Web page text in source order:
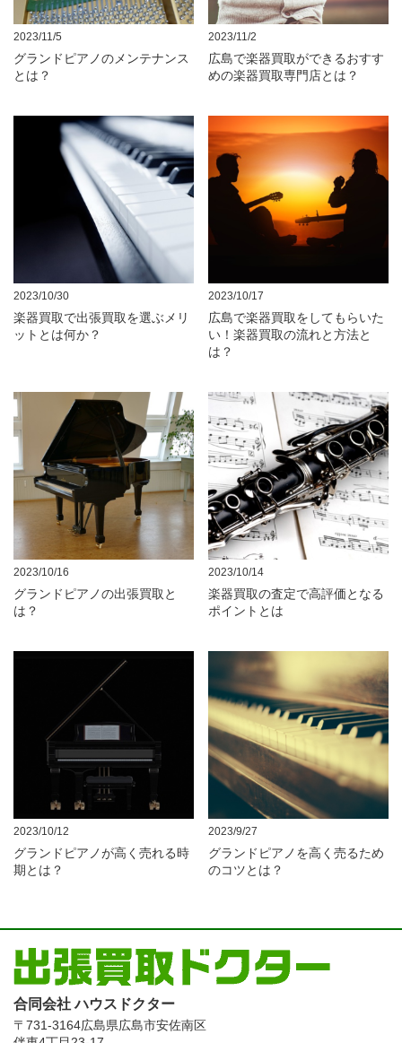
2023/11/5
グランドピアノのメンテナンス
とは？
2023/11/2
広島で楽器買取ができるおすす
めの楽器買取専門店とは？
2023/10/30
楽器買取で出張買取を選ぶメリ
ットとは何か？
2023/10/17
広島で楽器買取をしてもらいた
い！楽器買取の流れと方法と
は？
2023/10/16
グランドピアノの出張買取と
は？
2023/10/14
楽器買取の査定で高評価となる
ポイントとは
2023/10/12
グランドピアノが高く売れる時
期とは？
2023/9/27
グランドピアノを高く売るため
のコツとは？
合同会社 ハウスドクター
〒731-3164広島県広島市安佐南区